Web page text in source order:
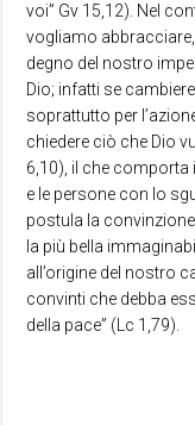
voi” Gv 15,12). Nel
vogliamo
degno del nostro
Dio; infatti se
soprattutto per
chiedere ciò che Dio
6,10), il che
e le persone con lo
postula la
la più bella
all’origine del nostro
convinti che debba
della pace” (Lc 1,79).